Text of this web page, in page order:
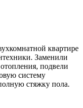
квартире
Заменили
подвели
систему
стяжку пола.